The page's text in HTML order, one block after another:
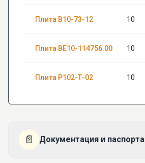
Плита В10-73-12 10
Плита ВЕ10-114756.00 10
Плита Р102-Т-02 10
📄 Документация и паспорта